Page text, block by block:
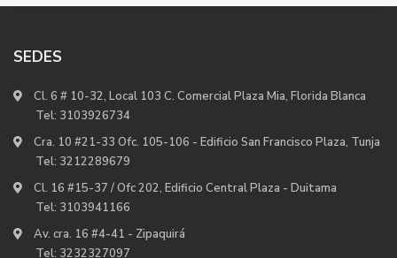
SEDES
Cl. 6 # 10-32, Local 103 C. Comercial Plaza Mia, Florida Blanca
Tel: 3103926734
Cra. 10 #21-33 Ofc. 105-106 - Edificio San Francisco Plaza, Tunja
Tel: 3212289679
Cl. 16 #15-37 / Ofc 202, Edificio Central Plaza - Duitama
Tel: 3103941166
Av. cra. 16 #4-41 - Zipaquirá
Tel: 3232327097